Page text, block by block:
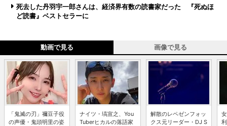
死去した丹羽宇一郎さんは、経済界有数の読書家だった 『死ぬほ
ど読書』ベストセラーに
動画で見る 画像で見る
「鬼滅の刃」禰豆子役
の声優・鬼頭明里の姿
ナイツ・塙宣之、You
Tuberヒカルの落語家
解散のレペゼンフォッ
クス元リーダー・DJ S